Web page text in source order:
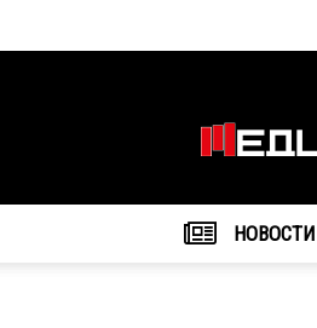
НОВОСТИ